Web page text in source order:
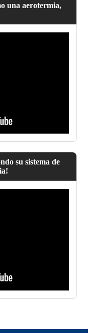
una aerotermia,
su sistema de